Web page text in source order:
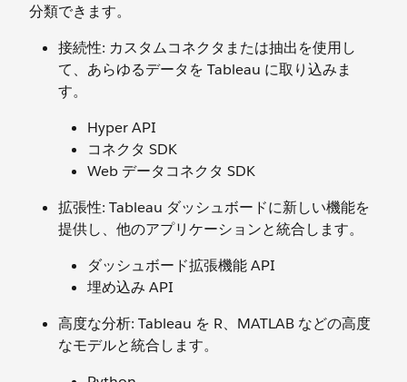
分類できます。
接続性: カスタムコネクタまたは抽出を使用し
て、あらゆるデータを Tableau に取り込みま
す。
Hyper API
コネクタ SDK
Web データコネクタ SDK
拡張性: Tableau ダッシュボードに新しい機能を
提供し、他のアプリケーションと統合します。
ダッシュボード拡張機能 API
埋め込み API
高度な分析: Tableau を R、MATLAB などの高度
なモデルと統合します。